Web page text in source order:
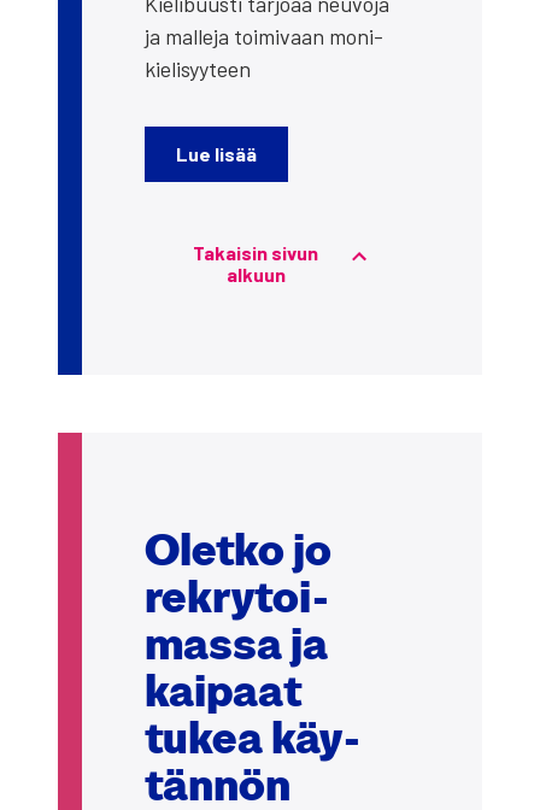
ja mal­le­ja toi­mi­vaan moni­
kie­li­syy­teen
Lue lisää
Takai­sin sivun
alkuun
Olet­ko jo
rek­ry­toi­
mas­sa ja
kai­paat
tukea käy­
tän­nön